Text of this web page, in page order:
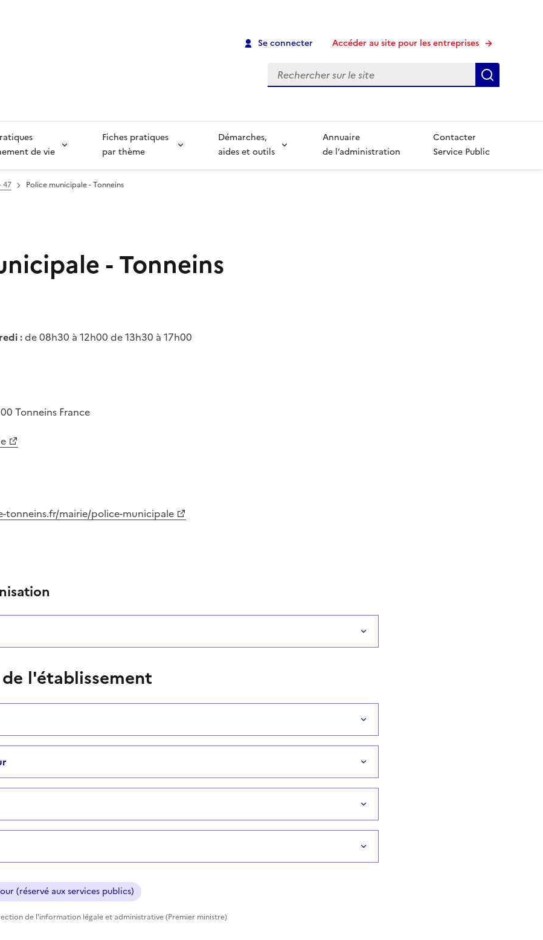
Se connecter Accéder au site pour les entreprises
Recherche
de vie
Fiches pratiques
par thème
Démarches,
aides et outils
Annuaire
de l’administration
Contacter
Service Public
47 Police municipale - Tonneins
- Tonneins
:de 08h30 à 12h00 de 13h30 à 17h00
Tonneins France
tonneins.fr/mairie/police-municipale
l'établissement
(réservé aux services publics)
de l'information légale et administrative (Premier ministre)